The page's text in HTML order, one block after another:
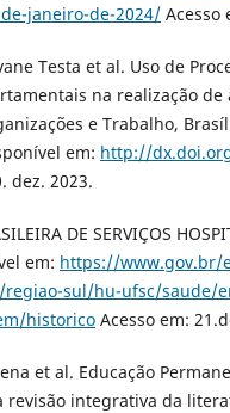
janeiro-de-2024/ Acesso
Testa et al. Uso de
na realização
e Trabalho,
em: http://
dez. 2023.
DE SERVIÇOS
em: https://www.gov.br/
sul/hu-ufsc/saude/
historico Acesso em:
et al. Educação
revisão integrativa da